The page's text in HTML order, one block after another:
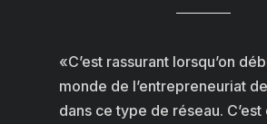
«C’est rassurant lorsqu’on
monde de l’entrepreneuriat
dans ce type de réseau.